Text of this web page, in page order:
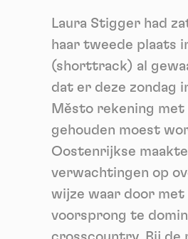
Laura Stigger had
haar tweede plaats
(shorttrack) al
dat er deze zondag
Město rekening met
gehouden moest
Oostenrijkse
verwachtingen op
wijze waar door met
voorsprong te